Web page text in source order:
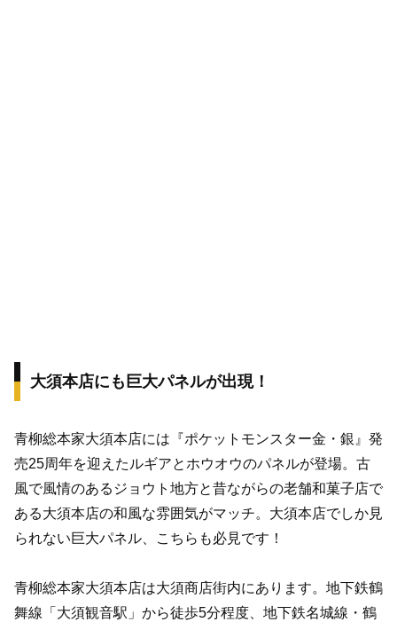
大須本店にも巨大パネルが出現！
青柳総本家大須本店には『ポケットモンスター金・銀』発
売25周年を迎えたルギアとホウオウのパネルが登場。古
風で風情のあるジョウト地方と昔ながらの老舗和菓子店で
ある大須本店の和風な雰囲気がマッチ。大須本店でしか見
られない巨大パネル、こちらも必見です！
青柳総本家大須本店は大須商店街内にあります。地下鉄鶴
舞線「大須観音駅」から徒歩5分程度、地下鉄名城線・鶴